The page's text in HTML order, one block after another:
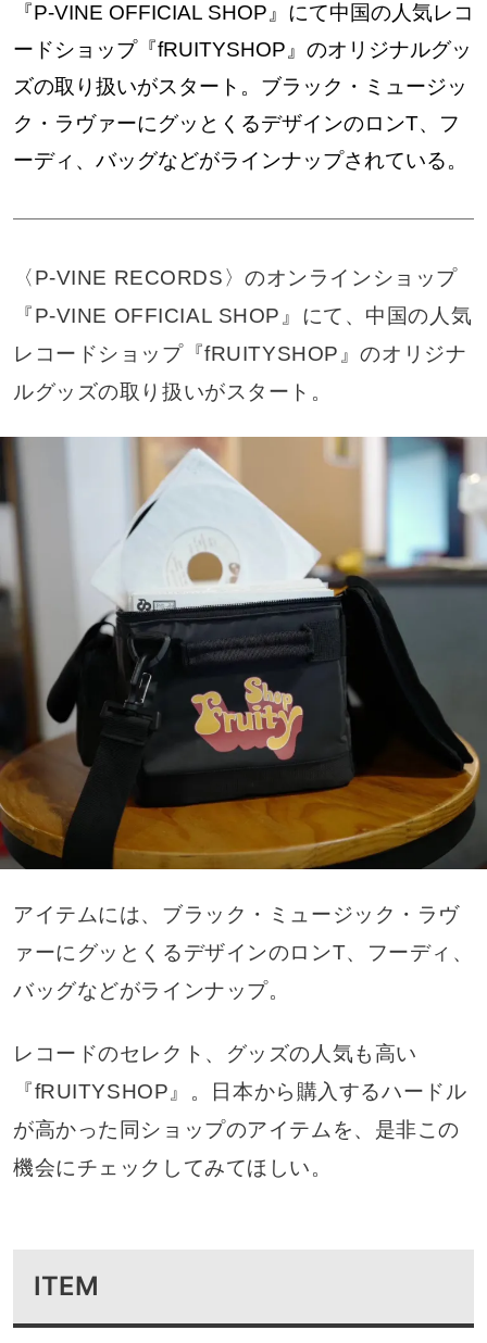
『P-VINE OFFICIAL SHOP』にて中国の人気レコ
ードショップ『fRUITYSHOP』のオリジナルグッ
ズの取り扱いがスタート。ブラック・ミュージッ
ク・ラヴァーにグッとくるデザインのロンT、フ
ーディ、バッグなどがラインナップされている。
〈P-VINE RECORDS〉のオンラインショップ
『P-VINE OFFICIAL SHOP』にて、中国の人気
レコードショップ『fRUITYSHOP』のオリジナ
ルグッズの取り扱いがスタート。
アイテムには、ブラック・ミュージック・ラヴ
ァーにグッとくるデザインのロンT、フーディ、
バッグなどがラインナップ。
レコードのセレクト、グッズの人気も高い
『fRUITYSHOP』。日本から購入するハードル
が高かった同ショップのアイテムを、是非この
機会にチェックしてみてほしい。
ITEM